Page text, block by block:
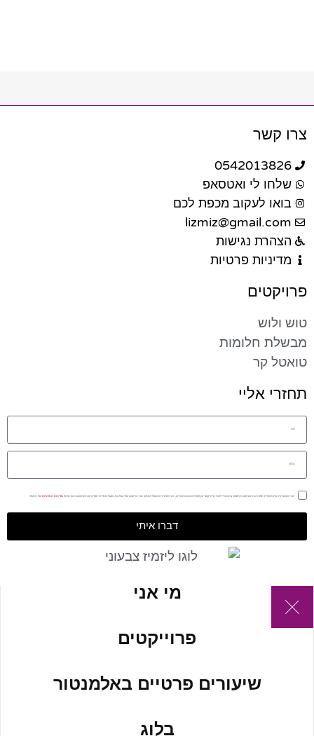
צרו קשר
0542013826
שלחו לי ואטסאפ
בואו לעקוב מכפת לכם
lizmiz@gmail.com
הצהרת נגישות
מדיניות פרטיות
פרויקטים
טוש ולוש
מבשלת חלומות
טואטל קר
תחזרי אליי
אני מאשר/ת את מסירת הפרטים והשימוש החופשי בהם כדי ליצור איתי קשר וכן לצרכים סטטיסטיים, אני מודע/ת שאוכל למחוק את הרישום שלי בכל עת, ושעל מסירת הפרטים והשימוש בהם תחול מדיניות הפרטיות של האתר.
דברו איתי
מי אני
פרוייקטים
שיעורים פרטיים באלמנטור
בלוג